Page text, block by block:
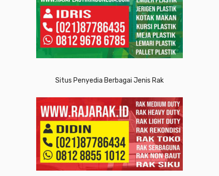
Situs Penyedia Berbagai Jenis Rak